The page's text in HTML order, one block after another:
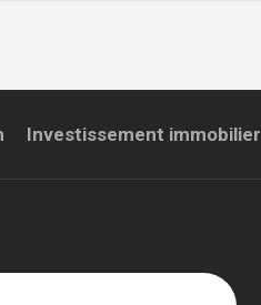
Investissement immobilier